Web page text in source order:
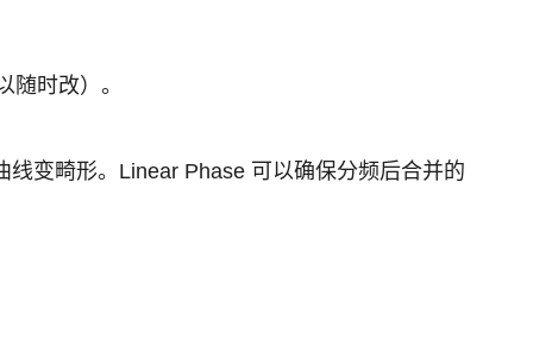
随时改）。
变畸形。Linear Phase 可以确保分频后合并的